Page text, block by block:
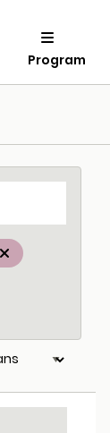
Program